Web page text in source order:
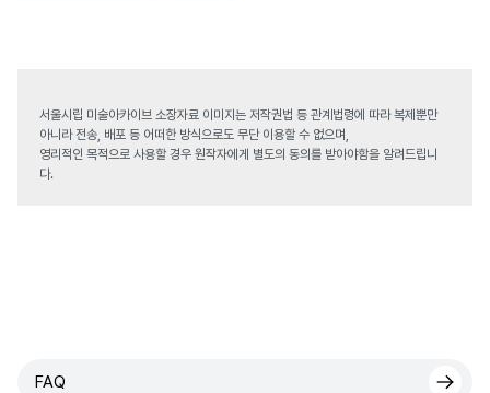
서울시립 미술아카이브 소장자료 이미지는 저작권법 등 관계법령에 따라 복제뿐만
아니라 전송, 배포 등 어떠한 방식으로도 무단 이용할 수 없으며,
영리적인 목적으로 사용할 경우 원작자에게 별도의 동의를 받아야함을 알려드립니
다.
FAQ